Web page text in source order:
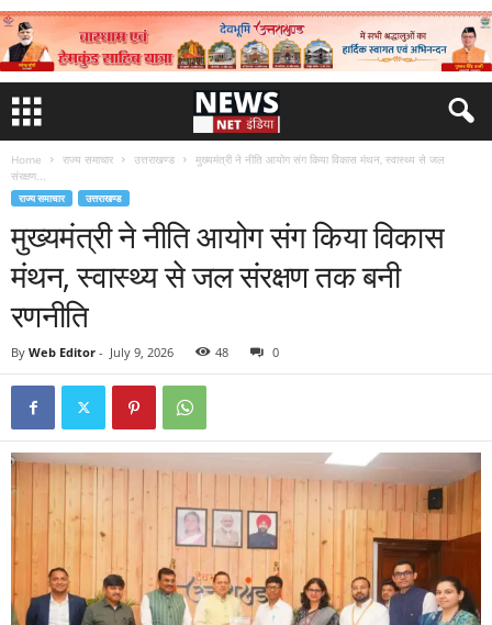
Home राज्य समाचार उत्तराखण्ड
मुख्यमंत्री ने नीति आयोग संग किया विकास मंथन, स्वास्थ्य से जल
संरक्षण...
राज्य समाचार उत्तराखण्ड
मुख्यमंत्री ने नीति आयोग संग किया विकास
मंथन, स्वास्थ्य से जल संरक्षण तक बनी
रणनीति
By Web Editor - July 9, 2026 48 0